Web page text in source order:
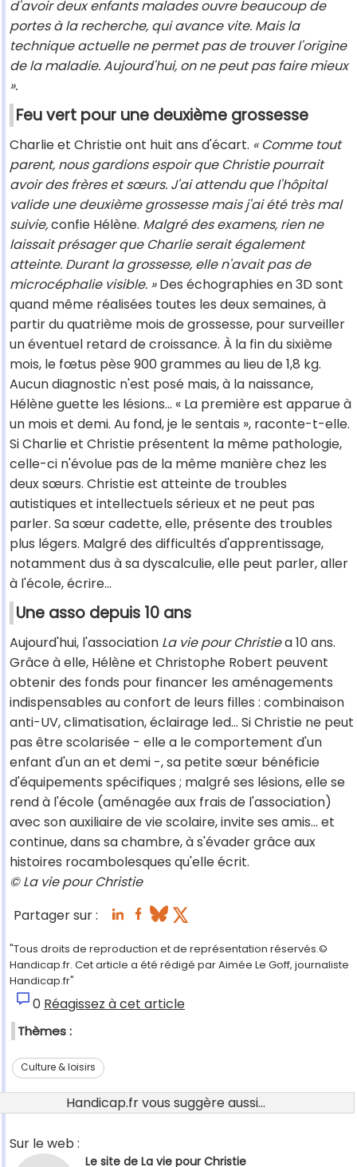
d'avoir deux enfants malades ouvre beaucoup de
portes à la recherche, qui avance vite. Mais la
technique actuelle ne permet pas de trouver l'origine
de la maladie. Aujourd'hui, on ne peut pas faire mieux
».
Feu vert pour une deuxième grossesse
Charlie et Christie ont huit ans d'écart. « Comme tout
parent, nous gardions espoir que Christie pourrait
avoir des frères et sœurs. J'ai attendu que l'hôpital
valide une deuxième grossesse mais j'ai été très mal
suivie,confie Hélène. Malgré des examens, rien ne
laissait présager que Charlie serait également
atteinte. Durant la grossesse, elle n'avait pas de
microcéphalie visible. »Des échographies en 3D sont
quand même réalisées toutes les deux semaines, à
partir du quatrième mois de grossesse, pour surveiller
un éventuel retard de croissance. À la fin du sixième
mois, le fœtus pèse 900 grammes au lieu de 1,8 kg.
Aucun diagnostic n'est posé mais, à la naissance,
Hélène guette les lésions… « La première est apparue à
un mois et demi. Au fond, je le sentais », raconte-t-elle.
Si Charlie et Christie présentent la même pathologie,
celle-ci n'évolue pas de la même manière chez les
deux sœurs. Christie est atteinte de troubles
autistiques et intellectuels sérieux et ne peut pas
parler. Sa sœur cadette, elle, présente des troubles
plus légers. Malgré des difficultés d'apprentissage,
notamment dus à sa dyscalculie, elle peut parler, aller
à l'école, écrire…
Une asso depuis 10 ans
Aujourd'hui, l'association La vie pour Christiea 10 ans.
Grâce à elle, Hélène et Christophe Robert peuvent
obtenir des fonds pour financer les aménagements
indispensables au confort de leurs filles : combinaison
anti-UV, climatisation, éclairage led… Si Christie ne peut
pas être scolarisée - elle a le comportement d'un
enfant d'un an et demi -, sa petite sœur bénéficie
d'équipements spécifiques ; malgré ses lésions, elle se
rend à l'école (aménagée aux frais de l'association)
avec son auxiliaire de vie scolaire, invite ses amis… et
continue, dans sa chambre, à s'évader grâce aux
histoires rocambolesques qu'elle écrit.
© La vie pour Christie
Partager sur :
"Tous droits de reproduction et de représentation réservés.©
Handicap.fr. Cet article a été rédigé par Aimée Le Goff, journaliste
Handicap.fr"
0 Réagissez à cet article
Thèmes :
Culture & loisirs
Handicap.fr vous suggère aussi...
Sur le web :
Le site de La vie pour Christie